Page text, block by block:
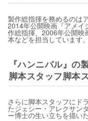
製作総指揮を務めるのは
2014年公開映画『アメイ
作総指揮、2006年公開映
本などを担当しています。
『ハンニバル』の
脚本スタッフ脚本
さらに脚本スタッフにド
たジェシー・アレクサン
ー博士の生い立ちを描い